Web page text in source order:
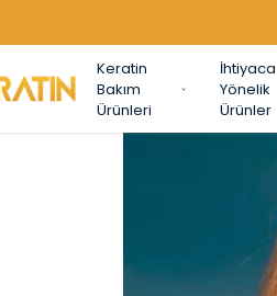
Keratin
Bakım
Ürünleri
İhtiyaca
Yönelik
Ürünler